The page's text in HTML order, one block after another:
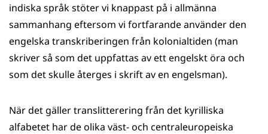
indiska språk stöter vi knappast på i allmänna
sammanhang eftersom vi fortfarande använder den
engelska transkriberingen från kolonialtiden (man
skriver så som det uppfattas av ett engelskt öra och
som det skulle återges i skrift av en engelsman).
När det gäller translitterering från det kyrilliska
alfabetet har de olika väst- och centraleuropeiska